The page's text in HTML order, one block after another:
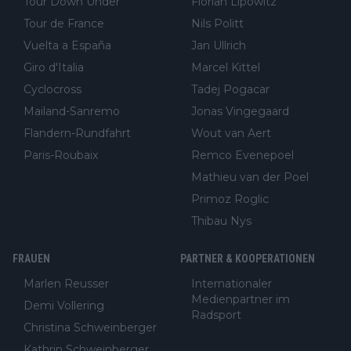
Tour de France
Vuelta a España
Giro d'Italia
Cyclocross
Mailand-Sanremo
Flandern-Rundfahrt
Paris-Roubaix
Nils Politt
Jan Ullrich
Marcel Kittel
Tadej Pogacar
Jonas Vingegaard
Wout van Aert
Remco Evenepoel
Mathieu van der Poel
Primoz Roglic
Thibau Nys
FRAUEN
Marlen Reusser
Demi Vollering
Christina Schweinberger
PARTNER & KOOPERATIONEN
Internationaler
Medienpartner im
Radsport